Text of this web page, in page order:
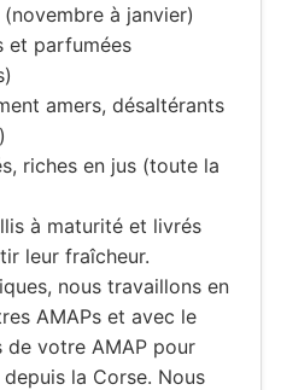
à janvier)
et parfumées
amers, désaltérants
riches en jus (toute la
à maturité et livrés
leur fraîcheur.
nous travaillons en
AMAPs et avec le
de votre AMAP pour
la Corse. Nous